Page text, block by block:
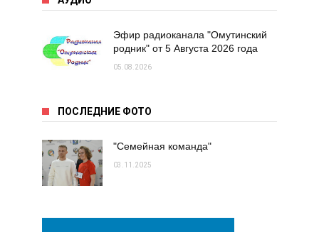
Эфир радиоканала "Омутинский
родник" от 5 Августа 2026 года
05.08.2026
ПОСЛЕДНИЕ ФОТО
"Семейная команда"
03.11.2025